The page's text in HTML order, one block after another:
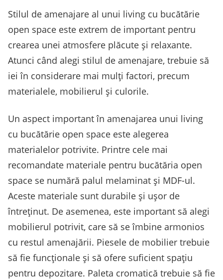
Stilul de amenajare al unui living cu bucătărie
open space este extrem de important pentru
crearea unei atmosfere plăcute și relaxante.
Atunci când alegi stilul de amenajare, trebuie să
iei în considerare mai mulți factori, precum
materialele, mobilierul și culorile.
Un aspect important în amenajarea unui living
cu bucătărie open space este alegerea
materialelor potrivite. Printre cele mai
recomandate materiale pentru bucătăria open
space se numără palul melaminat și MDF-ul.
Aceste materiale sunt durabile și ușor de
întreținut. De asemenea, este important să alegi
mobilierul potrivit, care să se îmbine armonios
cu restul amenajării. Piesele de mobilier trebuie
să fie funcționale și să ofere suficient spațiu
pentru depozitare. Paleta cromatică trebuie să fie